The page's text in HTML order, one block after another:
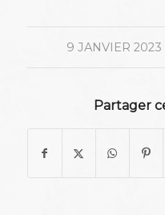
9 JANVIER 2023
/
Partager